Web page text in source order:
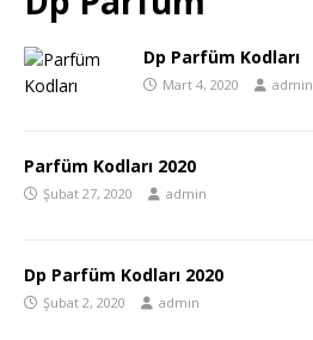
Dp Parfüm Kodları
Mart 4, 2020 admin
Parfüm Kodları 2020
Şubat 27, 2020 admin
Dp Parfüm Kodları 2020
Şubat 2, 2020 admin